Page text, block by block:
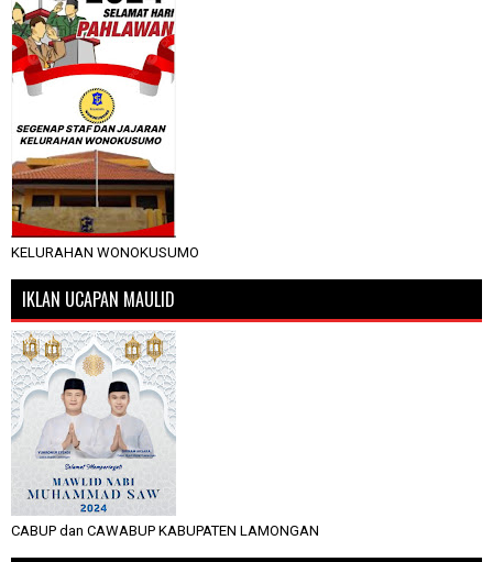
KELURAHAN WONOKUSUMO
IKLAN UCAPAN MAULID
CABUP dan CAWABUP KABUPATEN LAMONGAN